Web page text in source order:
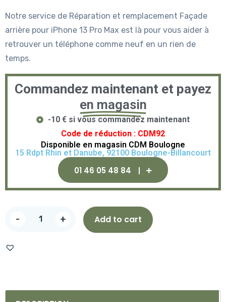
Notre service de Réparation et remplacement Façade
arrière pour iPhone 13 Pro Max est là pour vous aider à
retrouver un téléphone comme neuf en un rien de
temps.
Commandez maintenant et payez
en magasin
-10 € si vous commandez maintenant
Code de réduction : CDM92
Disponible en magasin CDM Boulogne
15 Rdpt Rhin et Danube, 92100 Boulogne-Billancourt
01 46 05 48 84
- + Add to cart